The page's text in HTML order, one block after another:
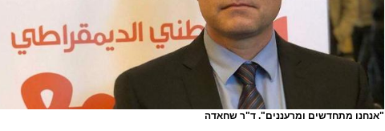
"אנחנו מתחדשים ומרעננים". ד"ר שחאדה